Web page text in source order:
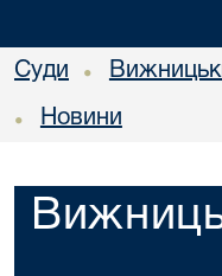
Суди •
• Новини